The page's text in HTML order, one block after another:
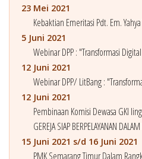
23 Mei 2021
Kebaktian Emeritasi Pdt. Em.
5 Juni 2021
Webinar DPP : "Transformasi
12 Juni 2021
Webinar DPP/ LitBang :
12 Juni 2021
Pembinaan Komisi Dewasa GKI
GEREJA SIAP BERPELAYANAN
15 Juni 2021 s/d 16 Juni 2021
PMK Semarang Timur Dalam